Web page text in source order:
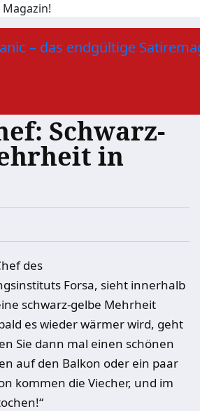
Schwarz-
in
des
Forsa, sieht innerhalb
schwarz-gelbe Mehrheit
es wieder wärmer wird, geht
Sie dann mal einen schönen
auf den Balkon oder ein paar
kommen die Viecher, und im